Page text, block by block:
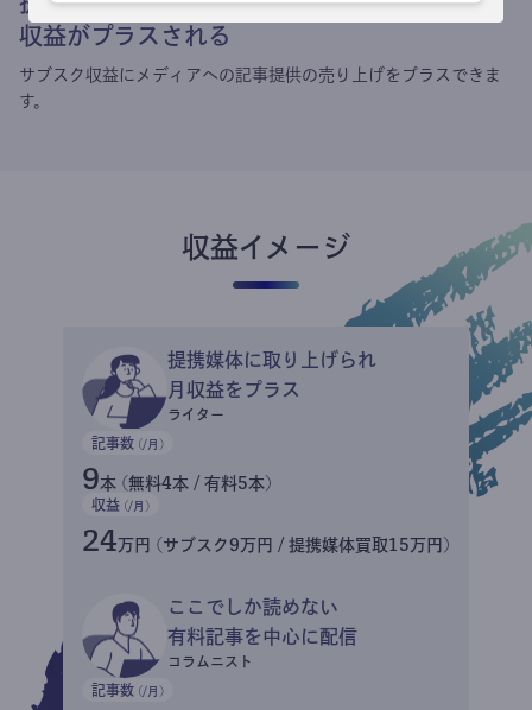
収益がプラスされる
サブスク収益にメディアへの記事提供の売り上げをプラスできま
す。
収益イメージ
提携媒体に取り上げられ
月収益をプラス
ライター
記事数 (/月)
9本 (無料4本 / 有料5本)
収益 (/月)
24万円 (サブスク9万円 / 提携媒体買取15万円)
ここでしか読めない
有料記事を中心に配信
コラムニスト
記事数 (/月)